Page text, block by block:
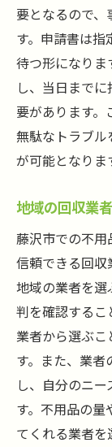
要となるので
す。申請書は
待つ形になりま
し、当日まで
要があります
無駄なトラブ
が可能となりま
地域の回収業
藤沢市での不
信頼できる回収
地域の業者を
判を確認するこ
業者から選ぶこ
す。また、業
し、自分のニ
す。不用品の量
てくれる業者